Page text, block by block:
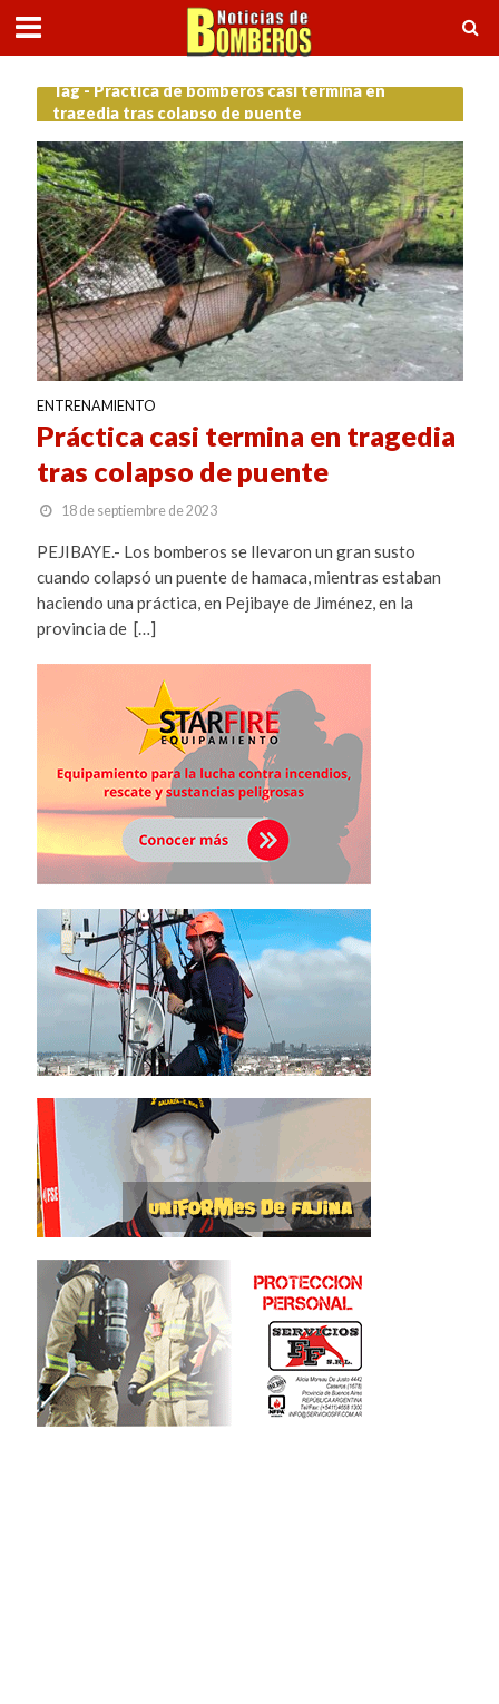
Tag - Práctica de bomberos casi termina en
tragedia tras colapso de puente
ENTRENAMIENTO
Práctica casi termina en tragedia
tras colapso de puente
18 de septiembre de 2023
PEJIBAYE.- Los bomberos se llevaron un gran susto
cuando colapsó un puente de hamaca, mientras estaban
haciendo una práctica, en Pejibaye de Jiménez, en la
provincia de […]